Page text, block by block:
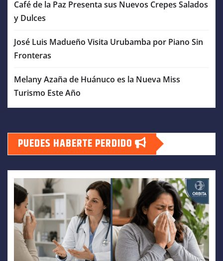
Café de la Paz Presenta sus Nuevos Crepes Salados
y Dulces
José Luis Madueño Visita Urubamba por Piano Sin
Fronteras
Melany Azaña de Huánuco es la Nueva Miss
Turismo Este Año
PUEDES HABERTE PERDIDO